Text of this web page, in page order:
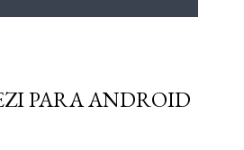
PARA ANDROID